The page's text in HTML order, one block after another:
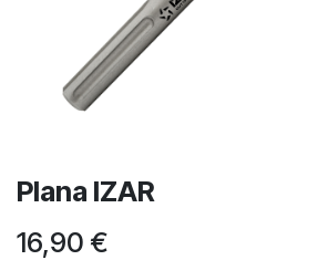
Plana IZAR
16,90 €